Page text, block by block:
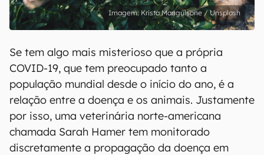
Krista Mangulsone / Unsplash
Se tem algo mais misterioso que a própria
COVID-19, que tem preocupado tanto a
população mundial desde o início do ano, é a
relação entre a doença e os animais. Justamente
por isso, uma veterinária norte-americana
chamada Sarah Hamer tem monitorado
discretamente a propagação da doença em